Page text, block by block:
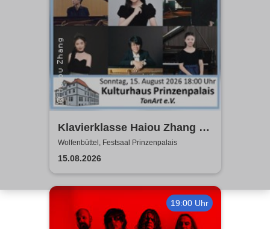
Klavierklasse Haiou Zhang -
Eröffnungskonzert des
Meisterkurses RESONANZ
Wolfenbüttel, Festsaal Prinzenpalais
15.08.2026
19:00 Uhr